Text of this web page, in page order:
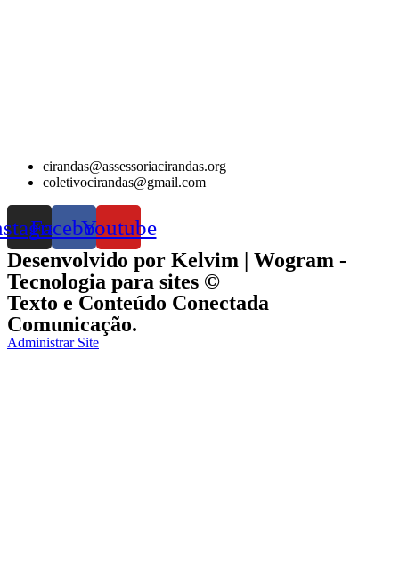
cirandas@assessoriacirandas.org
coletivocirandas@gmail.com
FacebookYoutube
Desenvolvido por Kelvim | Wogram -
Tecnologia para sites ©
Texto e Conteúdo Conectada
Comunicação.
Administrar Site